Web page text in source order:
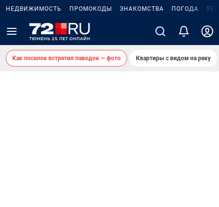
НЕДВИЖИМОСТЬ ПРОМОКОДЫ ЗНАКОМСТВА ПОГОДА
Как поселок встретил паводок — фото Квартиры с видом на реку